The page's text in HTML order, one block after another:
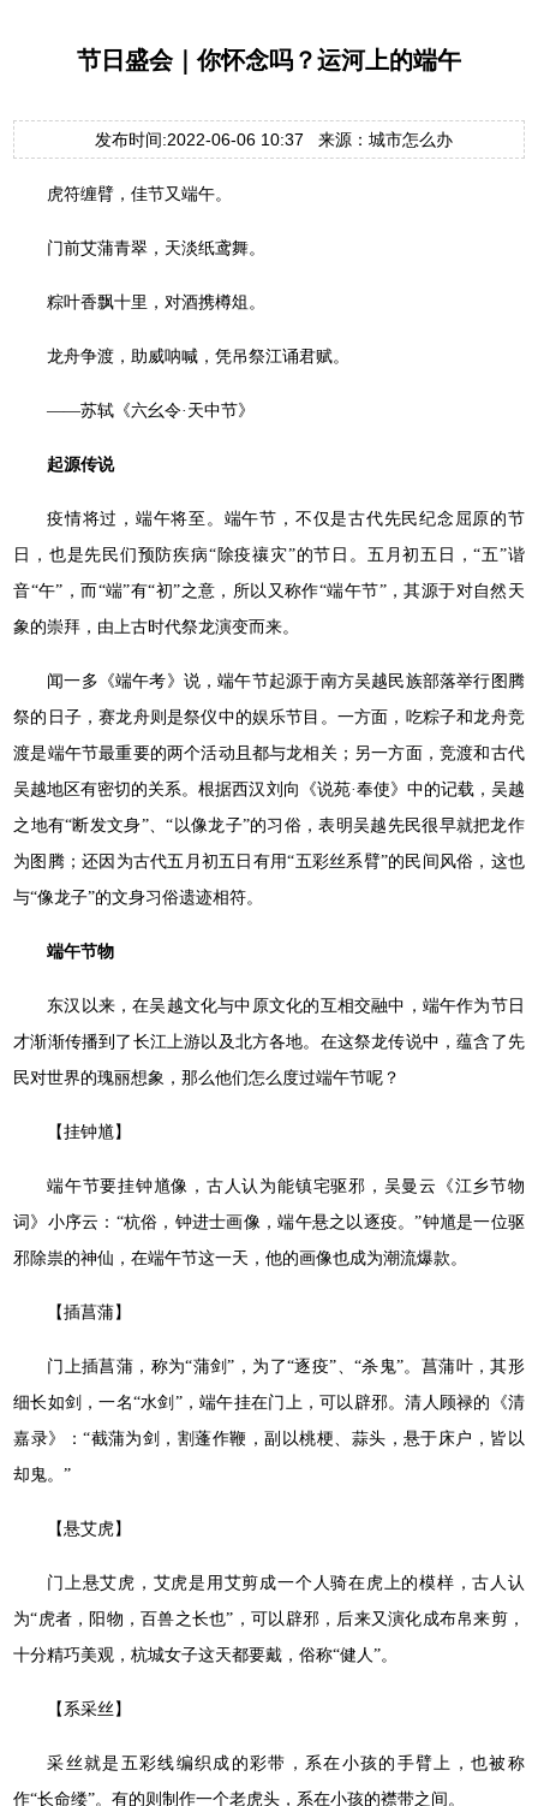
节日盛会｜你怀念吗？运河上的端午
发布时间:2022-06-06 10:37 来源：城市怎么办
虎符缠臂，佳节又端午。
门前艾蒲青翠，天淡纸鸢舞。
粽叶香飘十里，对酒携樽俎。
龙舟争渡，助威呐喊，凭吊祭江诵君赋。
——苏轼《六幺令·天中节》
起源传说
疫情将过，端午将至。端午节，不仅是古代先民纪念屈原的节
日，也是先民们预防疾病“除疫禳灾”的节日。五月初五日，“五”谐
音“午”，而“端”有“初”之意，所以又称作“端午节”，其源于对自然天
象的崇拜，由上古时代祭龙演变而来。
闻一多《端午考》说，端午节起源于南方吴越民族部落举行图腾
祭的日子，赛龙舟则是祭仪中的娱乐节目。一方面，吃粽子和龙舟竞
渡是端午节最重要的两个活动且都与龙相关；另一方面，竞渡和古代
吴越地区有密切的关系。根据西汉刘向《说苑·奉使》中的记载，吴越
之地有“断发文身”、“以像龙子”的习俗，表明吴越先民很早就把龙作
为图腾；还因为古代五月初五日有用“五彩丝系臂”的民间风俗，这也
与“像龙子”的文身习俗遗迹相符。
端午节物
东汉以来，在吴越文化与中原文化的互相交融中，端午作为节日
才渐渐传播到了长江上游以及北方各地。在这祭龙传说中，蕴含了先
民对世界的瑰丽想象，那么他们怎么度过端午节呢？
【挂钟馗】
端午节要挂钟馗像，古人认为能镇宅驱邪，吴曼云《江乡节物
词》小序云：“杭俗，钟进士画像，端午悬之以逐疫。”钟馗是一位驱
邪除祟的神仙，在端午节这一天，他的画像也成为潮流爆款。
【插菖蒲】
门上插菖蒲，称为“蒲剑”，为了“逐疫”、“杀鬼”。菖蒲叶，其形
细长如剑，一名“水剑”，端午挂在门上，可以辟邪。清人顾禄的《清
嘉录》：“截蒲为剑，割蓬作鞭，副以桃梗、蒜头，悬于床户，皆以
却鬼。”
【悬艾虎】
门上悬艾虎，艾虎是用艾剪成一个人骑在虎上的模样，古人认
为“虎者，阳物，百兽之长也”，可以辟邪，后来又演化成布帛来剪，
十分精巧美观，杭城女子这天都要戴，俗称“健人”。
【系采丝】
采丝就是五彩线编织成的彩带，系在小孩的手臂上，也被称
作“长命缕”。有的则制作一个老虎头，系在小孩的襟带之间。